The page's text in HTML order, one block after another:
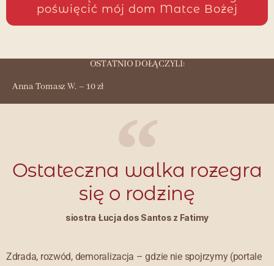
poświęcić mój dom Matce Bożej
OSTATNIO DOŁĄCZYLI:
Anna Tomasz W. – 10 zł
Ostateczna walka rozegra
się o rodzinę
siostra Łucja dos Santos z Fatimy
Zdrada, rozwód, demoralizacja – gdzie nie spojrzymy (portale